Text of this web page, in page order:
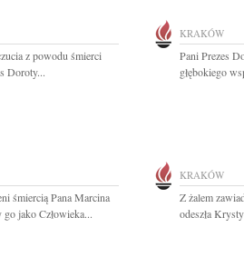
z powodu śmierci
Doroty...
KRAKÓW
Pani Prezes
głębokiego
śmiercią Pana Marcina
jako Człowieka...
KRAKÓW
Z żalem
odeszła